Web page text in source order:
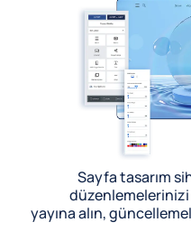
Sayfa tasarım
yayına alın,